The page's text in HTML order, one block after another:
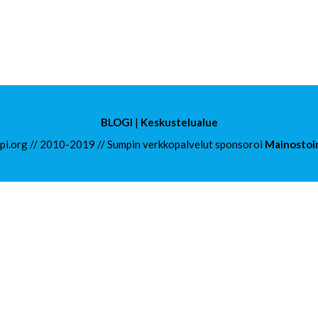
BLOGI | Keskustelualue
// 2010-2019 // Sumpin verkkopalvelut sponsoroi